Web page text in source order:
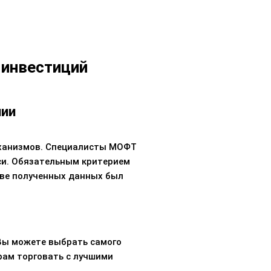
Специалисты МОФТ
Обязательным критерием
полученных данных был
можете выбрать самого
торговать с лучшими